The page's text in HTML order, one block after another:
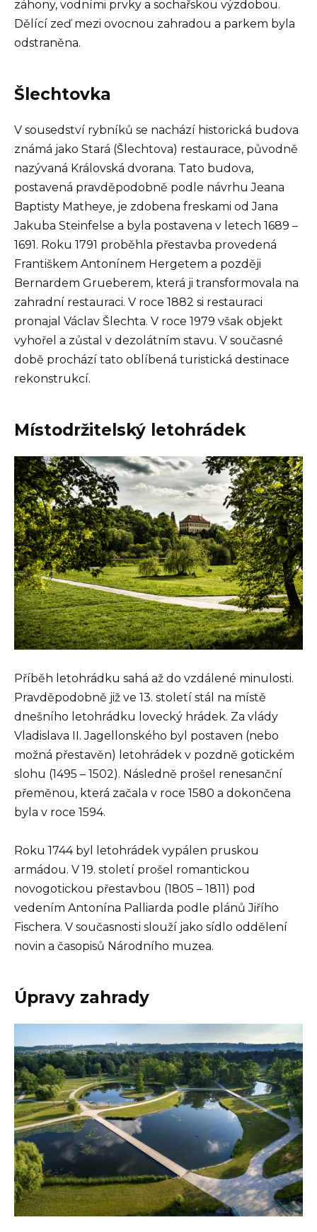
záhony, vodními prvky a sochařskou výzdobou.
Dělící zeď mezi ovocnou zahradou a parkem byla
odstraněna.
Šlechtovka
V sousedství rybníků se nachází historická budova
známá jako Stará (Šlechtova) restaurace, původně
nazývaná Královská dvorana. Tato budova,
postavená pravděpodobně podle návrhu Jeana
Baptisty Matheye, je zdobena freskami od Jana
Jakuba Steinfelse a byla postavena v letech 1689 –
1691. Roku 1791 proběhla přestavba provedená
Františkem Antonínem Hergetem a později
Bernardem Grueberem, která ji transformovala na
zahradní restauraci. V roce 1882 si restauraci
pronajal Václav Šlechta. V roce 1979 však objekt
vyhořel a zůstal v dezolátním stavu. V současné
době prochází tato oblíbená turistická destinace
rekonstrukcí.
Místodržitelský letohrádek
Příběh letohrádku sahá až do vzdálené minulosti.
Pravděpodobně již ve 13. století stál na místě
dnešního letohrádku lovecký hrádek. Za vlády
Vladislava II. Jagellonského byl postaven (nebo
možná přestavěn) letohrádek v pozdně gotickém
slohu (1495 – 1502). Následně prošel renesanční
přeměnou, která začala v roce 1580 a dokončena
byla v roce 1594.
Roku 1744 byl letohrádek vypálen pruskou
armádou. V 19. století prošel romantickou
novogotickou přestavbou (1805 – 1811) pod
vedením Antonína Palliarda podle plánů Jiřího
Fischera. V současnosti slouží jako sídlo oddělení
novin a časopisů Národního muzea.
Úpravy zahrady